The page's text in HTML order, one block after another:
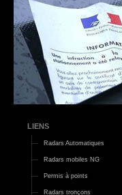
LIENS
Radars Automatiques
Radars mobiles NG
Permis à points
Radars tronçons